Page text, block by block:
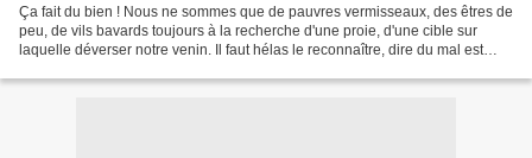
Ça fait du bien ! Nous ne sommes que de pauvres vermisseaux, des êtres de
peu, de vils bavards toujours à la recherche d'une proie, d'une cible sur
laquelle déverser notre venin. Il faut hélas le reconnaître, dire du mal est